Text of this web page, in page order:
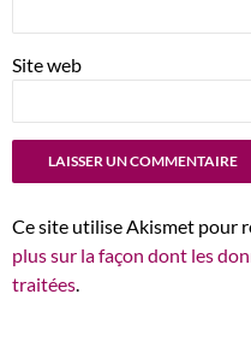
Site web
Ce site utilise Akismet pour
plus sur la façon dont les
traitées